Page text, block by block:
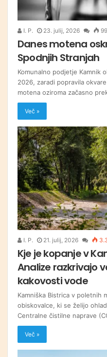
I. P. 23. julij, 2026 99
Danes motena
Spodnjih Stranjah
Komunalno podjetje Kamnik
2026, zaradi popravila
motena oziroma začasno
Več »
I. P. 21. julij, 2026
Kje je kopanje v
Analize razkrivajo
kakovosti vode
Kamniška Bistrica v poletnih
obiskovalce, ki se želijo
Centralne čistilne naprave
Več »